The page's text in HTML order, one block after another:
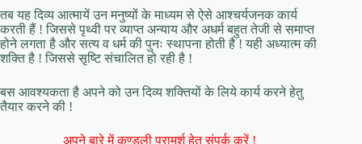
तब यह दिव्य आत्मायें उन मनुष्यों के माध्यम से ऐसे आश्चर्यजनक कार्य
करती हैं ! जिससे पृथ्वी पर व्याप्त अन्याय और अधर्म बहुत तेजी से समाप्त
होने लगता है और सत्य व धर्म की पुनः स्थापना होती है ! यही अध्यात्म की
शक्ति है ! जिससे सृष्टि संचालित हो रही है !
बस आवश्यकता है अपने को उन दिव्य शक्तियों के लिये कार्य करने हेतु
तैयार करने की !
अपने बारे में कुण्डली परामर्श हेतु संपर्क करें !